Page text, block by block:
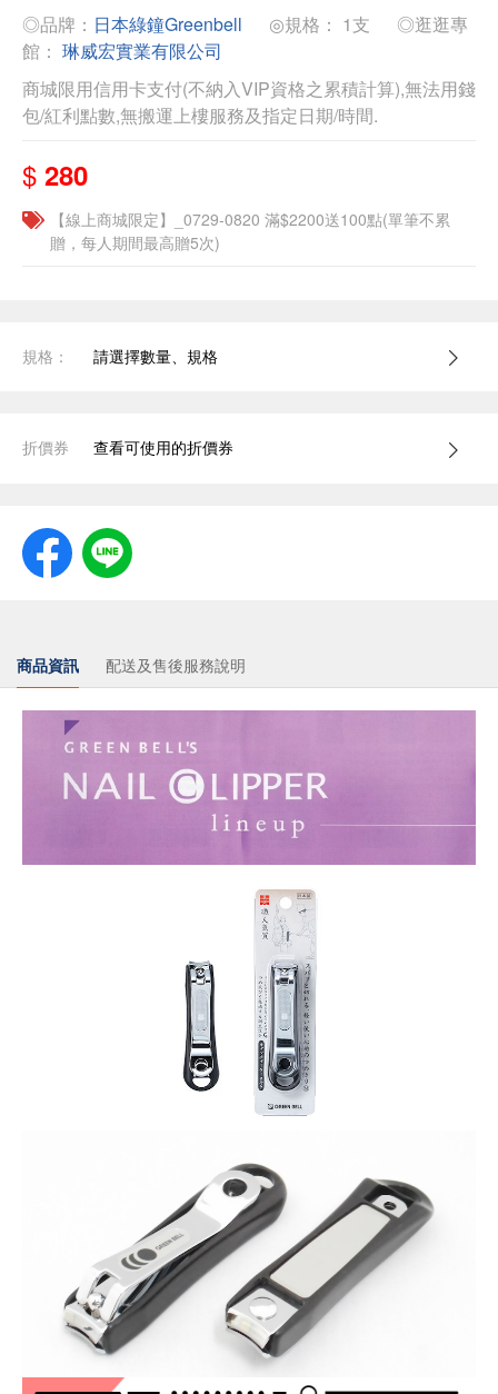
◎品牌： 日本綠鐘Greenbell ◎規格： 1支
◎逛逛專
館： 琳威宏實業有限公司
商城限用信用卡支付(不納入VIP資格之累積計算),無法用錢
包/紅利點數,無搬運上樓服務及指定日期/時間.
$ 280
【線上商城限定】_0729-0820 滿$2200送100點(單筆不累
贈，每人期間最高贈5次)
規格： 請選擇數量、規格
折價券 查看可使用的折價券
商品資訊 配送及售後服務說明